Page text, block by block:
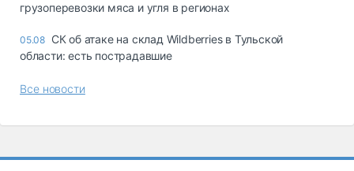
грузоперевозки мяса и угля в регионах
05.08 СК об атаке на склад Wildberries в Тульской
области: есть пострадавшие
Все новости